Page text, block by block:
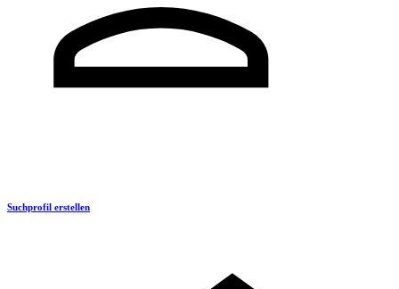
Suchprofil erstellen